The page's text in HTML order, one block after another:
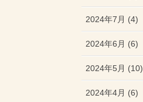
2024年7月 (4)
2024年6月 (6)
2024年5月 (10)
2024年4月 (6)